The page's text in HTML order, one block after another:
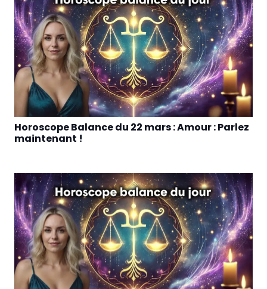
Horoscope Balance du 22 mars : Amour : Parlez
maintenant !